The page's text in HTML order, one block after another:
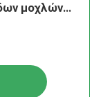
μοχλών